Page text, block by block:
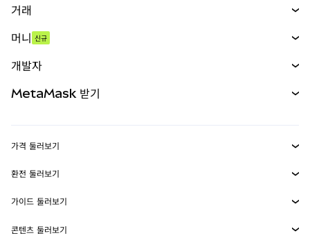
거래
무기한 선물
실물자산
머니 신규
개발자
MetaMask Connect
Snaps
웹3 서비스
MetaMask 받기
보안
고객 지원
가격 둘러보기
이더리움 가격
솔라나 가격
환전 둘러보기
ETH를 USD로 환전
USDT를 INR로 환전
가이드 둘러보기
ETH 매수
콘텐츠 둘러보기